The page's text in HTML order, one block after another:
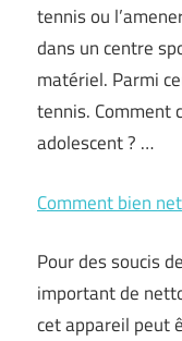
tennis ou
dans un centre
matériel. Parmi
tennis. Comment
adolescent ? …
Comment bien
Pour des soucis
important de
cet appareil peut